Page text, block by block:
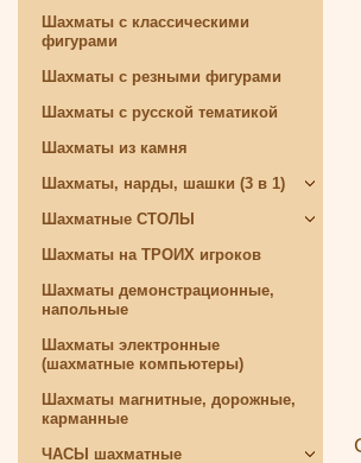
Шахматы с классическими
фигурами
Шахматы с резными фигурами
Шахматы с русской тематикой
Шахматы из камня
Шахматы, нарды, шашки (3 в 1)
Шахматные СТОЛЫ
Шахматы на ТРОИХ игроков
Шахматы демонстрационные,
напольные
Шахматы электронные
(шахматные компьютеры)
Шахматы магнитные, дорожные,
карманные
ЧАСЫ шахматные